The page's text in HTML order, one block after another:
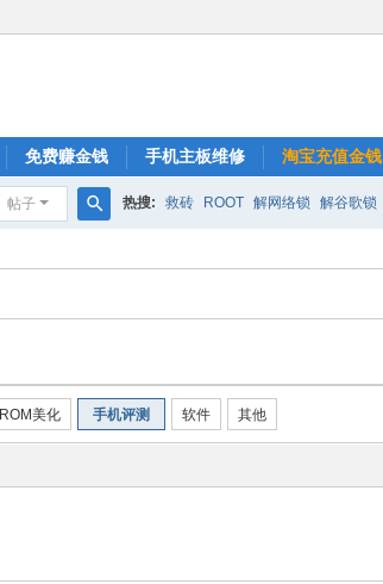
免费赚金钱 手机主板维修 淘宝充值金钱
帖子
索
热搜: 救砖 ROOT 解网络锁 解谷歌锁
ROM美化 手机评测 软件 其他